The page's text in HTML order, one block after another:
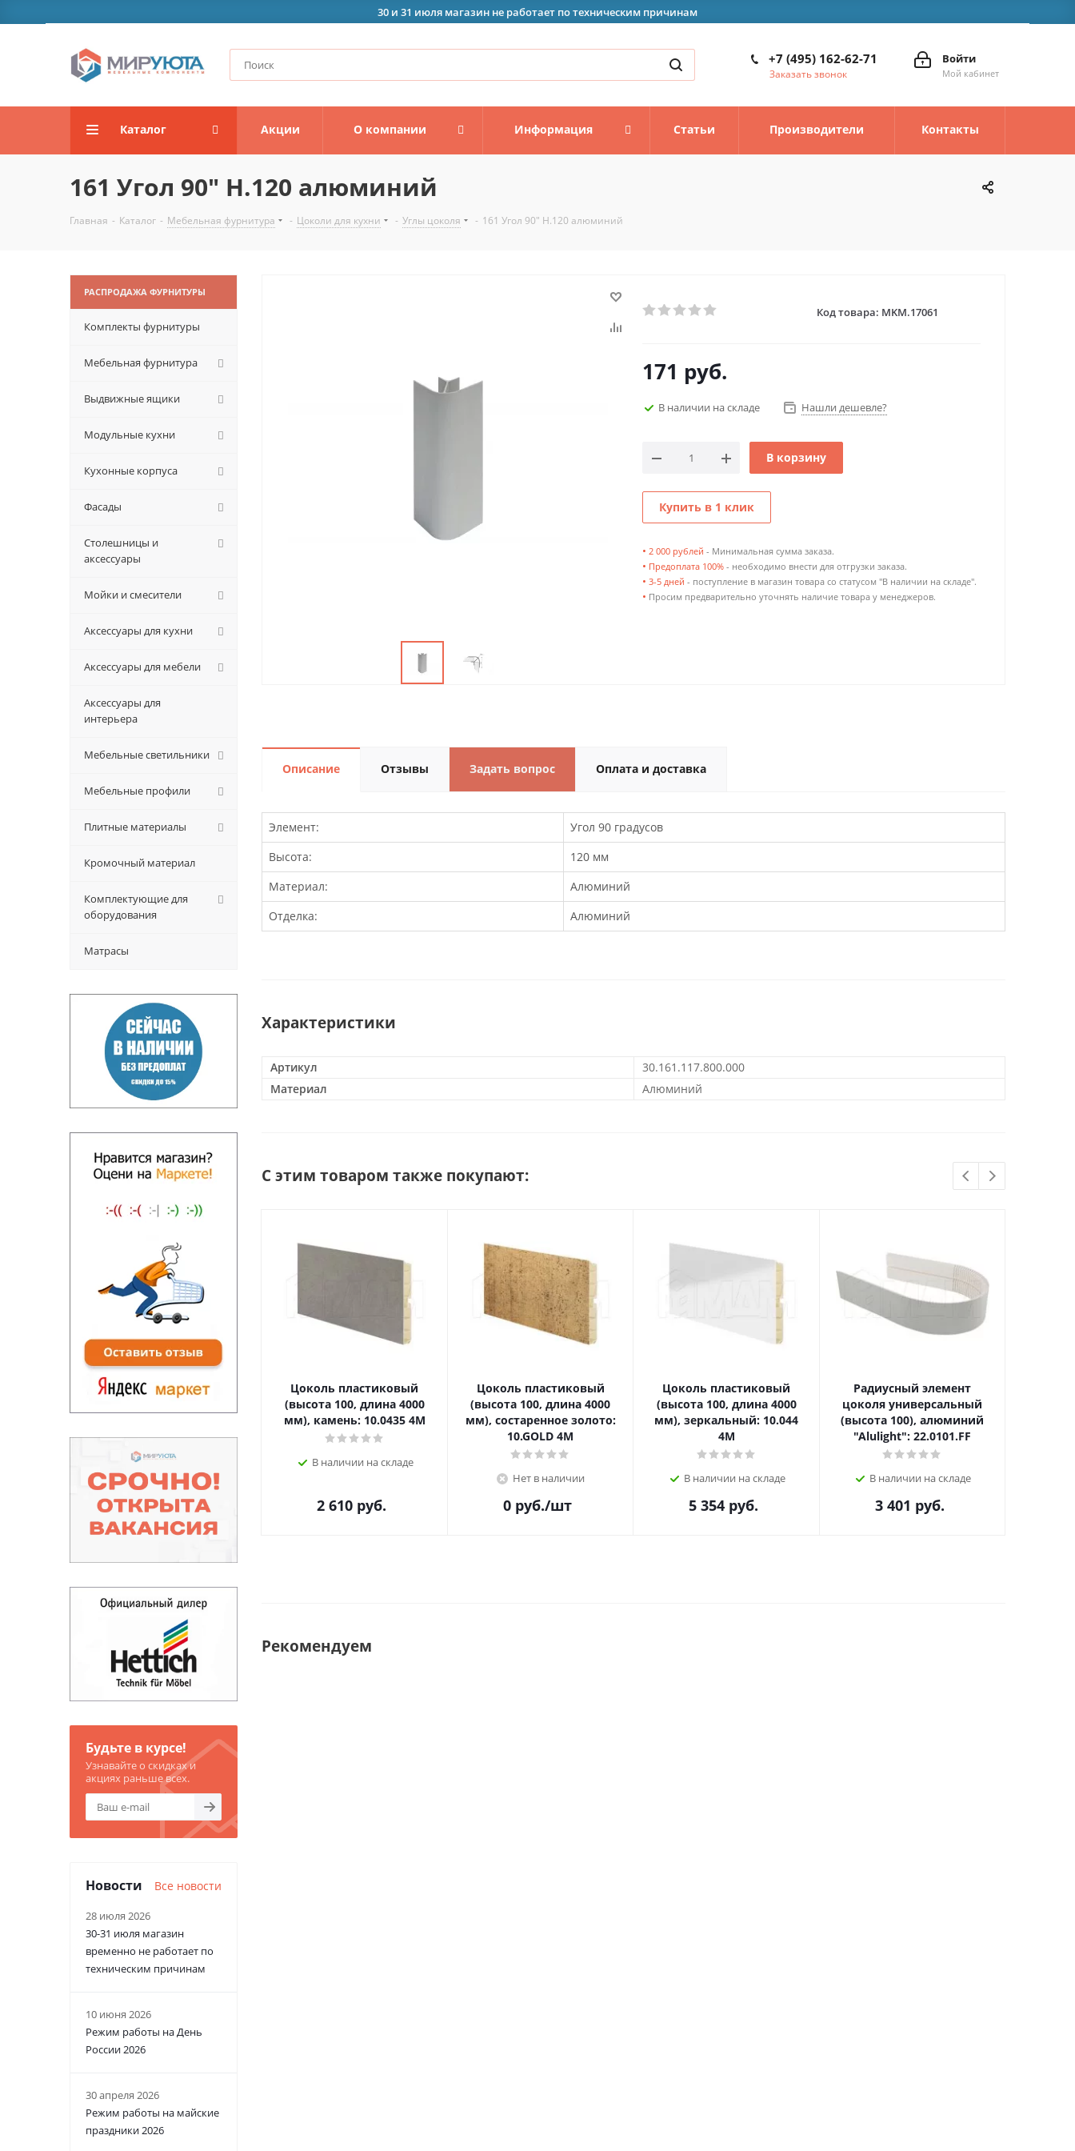
30 и 31 июля магазин не работает по техническим причинам
Войти
Мой кабинет
+7 (495) 162-62-71
Заказать звонок
Каталог Акции О компании Информация Статьи Производители Контакты
161 Угол 90" Н.120 алюминий
Главная - Каталог - Мебельная фурнитура - Цоколи для кухни - Углы цоколя - 161 Угол 90" Н.120 алюминий
Код товара: MKM.17061
171 руб.
В наличии на складе Нашли дешевле?
В корзину
Купить в 1 клик
• 2 000 рублей - Минимальная сумма заказа.
• Предоплата 100% - необходимо внести для отгрузки заказа.
• 3-5 дней - поступление в магазин товара со статусом "В наличии на складе".
• Просим предварительно уточнять наличие товара у менеджеров.
Описание Отзывы Задать вопрос Оплата и доставка
Элемент:
Угол 90 градусов
Высота:
120 мм
Материал:
Алюминий
Отделка:
Алюминий
Характеристики
Артикул
30.161.117.800.000
Материал
Алюминий
С этим товаром также покупают:
Цоколь пластиковый
(высота 100, длина 4000
мм), камень: 10.0435 4M
В наличии на складе
2 610 руб.
Цоколь пластиковый
(высота 100, длина 4000
мм), состаренное золото:
10.GOLD 4M
Нет в наличии
0 руб./шт
Цоколь пластиковый
(высота 100, длина 4000
мм), зеркальный: 10.044
4M
В наличии на складе
5 354 руб.
Радиусный элемент
цоколя универсальный
(высота 100), алюминий
"Alulight": 22.0101.FF
В наличии на складе
3 401 руб.
Рекомендуем
РАСПРОДАЖА ФУРНИТУРЫ
Комплекты фурнитуры
Мебельная фурнитура
Выдвижные ящики
Модульные кухни
Кухонные корпуса
Фасады
Столешницы и
аксессуары
Мойки и смесители
Аксессуары для кухни
Аксессуары для мебели
Аксессуары для
интерьера
Мебельные светильники
Мебельные профили
Плитные материалы
Кромочный материал
Комплектующие для
оборудования
Матрасы
Будьте в курсе!
Узнавайте о скидках и
акциях раньше всех.
Новости Все новости
28 июля 2026
30-31 июля магазин
временно не работает по
техническим причинам
10 июня 2026
Режим работы на День
России 2026
30 апреля 2026
Режим работы на майские
праздники 2026